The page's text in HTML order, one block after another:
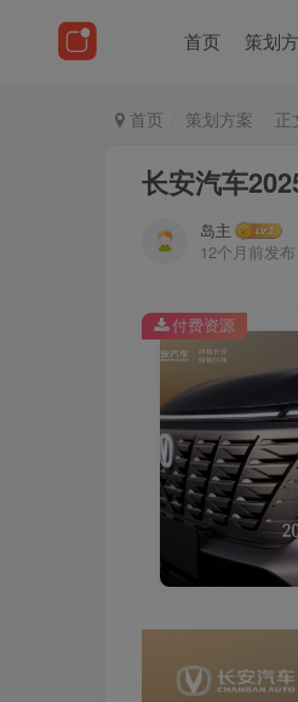
首页 策划
首页 策划方案 正
长安汽车
岛主
12个月前发布
付费资源